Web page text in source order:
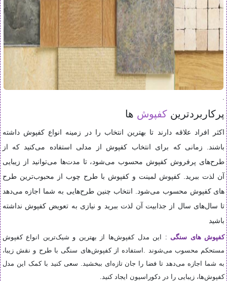
پرکاربردترین کفپوش‌ ها
اکثر افراد علاقه دارند تا بهترین انتخاب را در زمینه انواع کفپوش داشته
باشند. زمانی که برای انتخاب کفپوش از مدلی استفاده می‌کنید که از
طرح‌های پرفروش کفپوش محسوب می‌شود، تا مدت‌ها می‌توانید از زیبایی
آن لذت ببرید. کفپوش لمینت و کفپوش با طرح چوب از محبوب‌ترین طرح
های کفپوش محسوب می‌شود. انتخاب چنین طرح‌هایی به شما اجازه می‌دهد
تا سال‌های سال از جذابیت آن لذت ببرید و نیازی به تعویض کفپوش نداشته
باشید
کفپوش‌ های سنگی:
این مدل کفپوش‌ها از بهترین و شیک‌ترین انواع کفپوش
مستحکم محسوب می‌شوند
استفاده از کفپوش‌های سنگی با طرح و نقش زیبا،
به شما اجازه می‌دهد تا فضا را جان تازه‌ای ببخشید. سعی کنید با کمک این مدل
کفپوش‌ها، زیبایی را در دکوراسیون ایجاد کنید